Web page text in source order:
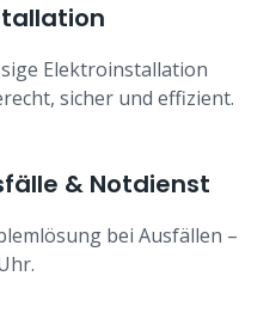
Elektroinstallation
sicher und effizient.
& Notdienst
bei Ausfällen –